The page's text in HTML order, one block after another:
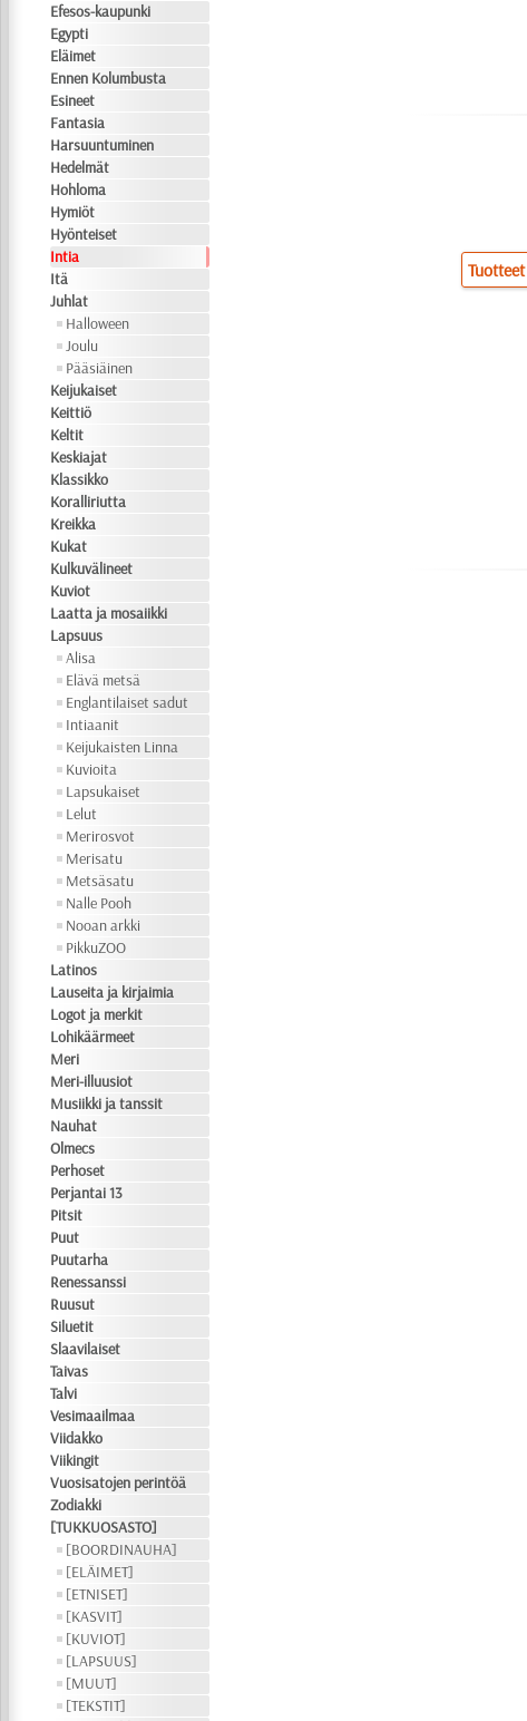
Efesos-kaupunki
Egypti
Eläimet
Ennen Kolumbusta
Esineet
Fantasia
Harsuuntuminen
Hedelmät
Hohloma
Hymiöt
Hyönteiset
Intia
Itä
Juhlat
Halloween
Joulu
Pääsiäinen
Keijukaiset
Keittiö
Keltit
Keskiajat
Klassikko
Koralliriutta
Kreikka
Kukat
Kulkuvälineet
Kuviot
Laatta ja mosaiikki
Lapsuus
Alisa
Elävä metsä
Englantilaiset sadut
Intiaanit
Keijukaisten Linna
Kuvioita
Lapsukaiset
Lelut
Merirosvot
Merisatu
Metsäsatu
Nalle Pooh
Nooan arkki
PikkuZOO
Latinos
Lauseita ja kirjaimia
Logot ja merkit
Lohikäärmeet
Meri
Meri-illuusiot
Musiikki ja tanssit
Nauhat
Olmecs
Perhoset
Perjantai 13
Pitsit
Puut
Puutarha
Renessanssi
Ruusut
Siluetit
Slaavilaiset
Taivas
Talvi
Vesimaailmaa
Viidakko
Viikingit
Vuosisatojen perintöä
Zodiakki
[TUKKUOSASTO]
[BOORDINAUHA]
[ELÄIMET]
[ETNISET]
[KASVIT]
[KUVIOT]
[LAPSUUS]
[MUUT]
[TEKSTIT]
Tuotteet